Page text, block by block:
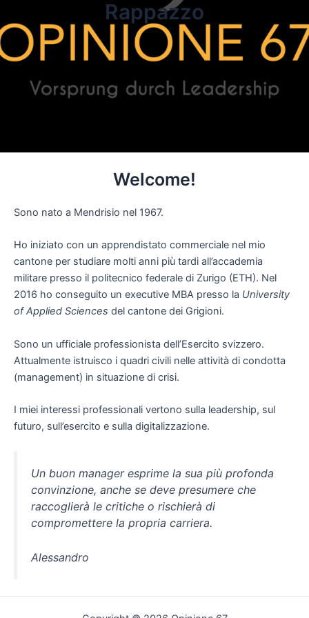
Rappazzo
Welcome!
Sono nato a Mendrisio nel 1967.
Ho iniziato con un apprendistato commerciale nel mio
cantone per studiare molti anni più tardi all’accademia
militare presso il politecnico federale di Zurigo (ETH). Nel
2016 ho conseguito un executive MBA presso la University
of Applied Sciences del cantone dei Grigioni.
Sono un ufficiale professionista dell’Esercito svizzero.
Attualmente istruisco i quadri civili nelle attività di condotta
(management) in situazione di crisi.
I miei interessi professionali vertono sulla leadership, sul
futuro, sull’esercito e sulla digitalizzazione.
Un buon manager esprime la sua più profonda
convinzione, anche se deve presumere che
raccoglierà le critiche o rischierà di
compromettere la propria carriera.
Alessandro